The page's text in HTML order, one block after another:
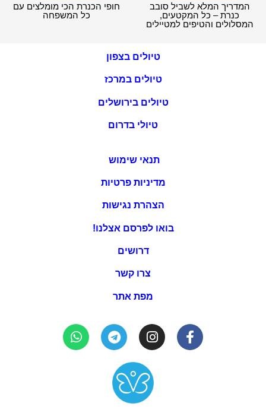
המדריך המלא לשביל סובב
כנרת – כל המקטעים,
המסלולים והטיפים למטיילים
חופי הכנרת הכי מומלצים עם
כל המשפחה
טיולים בצפון
טיולים במרכז
טיולים בירושלים
טיולי בדרום
תנאי שימוש
מדיניות פרטיות
הצהרת נגישות
בואו לפרסם אצלנו!
דרושים
צרו קשר
מפת אתר